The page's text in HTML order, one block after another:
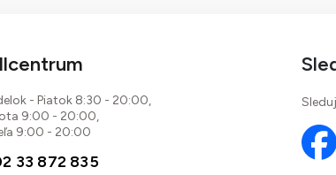
84 %
26 recenzií
- Piatok 8:30 - 20:00,
9:00 - 20:00,
9:00 - 20:00
33 872 835